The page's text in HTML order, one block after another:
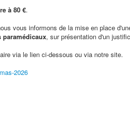
à 80 €.
vous informons de la mise en place
paramédicaux, sur présentation d'un
via le lien ci-dessous ou via notre site.
2026